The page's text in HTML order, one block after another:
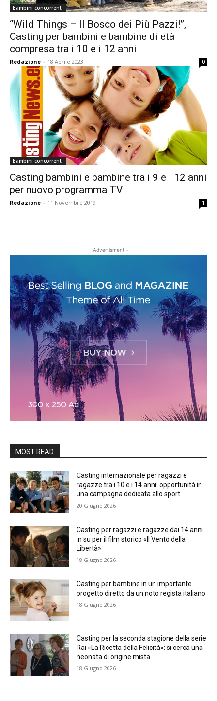
Bambini concorrenti
“Wild Things – Il Bosco dei Più Pazzi!”,
Casting per bambini e bambine di età
compresa tra i 10 e i 12 anni
Redazione - 18 Aprile 2023 0
Bambini concorrenti
Casting bambini e bambine tra i 9 e i 12 anni
per nuovo programma TV
Redazione - 11 Novembre 2019 1
- Advertisment -
MOST READ
Casting internazionale per ragazzi e
ragazze tra i 10 e i 14 anni: opportunità in
una campagna dedicata allo sport
20 Giugno 2026
Casting per ragazzi e ragazze dai 14 anni
in su per il film storico «Il Vento della
Libertà»
18 Giugno 2026
Casting per bambine in un importante
progetto diretto da un noto regista italiano
18 Giugno 2026
Casting per la seconda stagione della serie
Rai «La Ricetta della Felicità»: si cerca una
neonata di origine mista
18 Giugno 2026